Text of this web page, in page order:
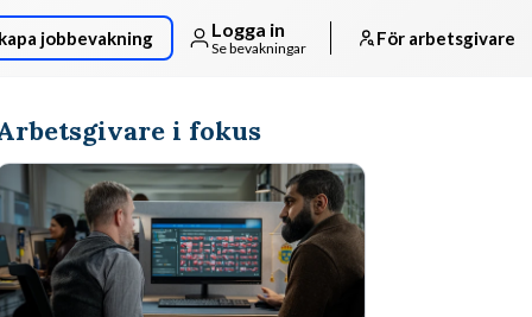
jobbevakning Logga in
Se bevakningar För arbetsgivare
i fokus